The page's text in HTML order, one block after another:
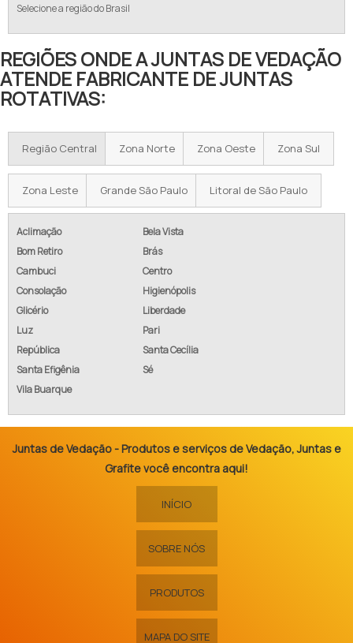
Selecione a região do Brasil
REGIÕES ONDE A JUNTAS DE VEDAÇÃO
ATENDE FABRICANTE DE JUNTAS
ROTATIVAS:
Região Central Zona Norte Zona Oeste Zona Sul
Zona Leste Grande São Paulo Litoral de São Paulo
Aclimação
Bela Vista
Bom Retiro
Brás
Cambuci
Centro
Consolação
Higienópolis
Glicério
Liberdade
Luz
Pari
República
Santa Cecília
Santa Efigênia
Sé
Vila Buarque
Juntas de Vedação - Produtos e serviços de Vedação, Juntas e
Grafite você encontra aqui!
INÍCIO
SOBRE NÓS
PRODUTOS
MAPA DO SITE